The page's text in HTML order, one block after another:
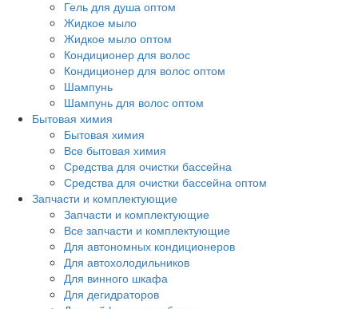
Гель для душа оптом
Жидкое мыло
Жидкое мыло оптом
Кондиционер для волос
Кондиционер для волос оптом
Шампунь
Шампунь для волос оптом
Бытовая химия
Бытовая химия
Все бытовая химия
Средства для очистки бассейна
Средства для очистки бассейна оптом
Запчасти и комплектующие
Запчасти и комплектующие
Все запчасти и комплектующие
Для автономных кондиционеров
Для автохолодильников
Для винного шкафа
Для дегидраторов